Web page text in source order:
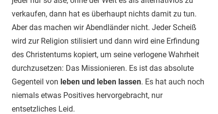
verkaufen, dann hat es überhaupt nichts damit zu tun.
Aber das machen wir Abendländer nicht. Jeder Scheiß
wird zur Religion stilisiert und dann wird eine Erfindung
des Christentums kopiert, um seine verlogene Wahrheit
durchzusetzen: Das Missionieren. Es ist das absolute
Gegenteil von leben und leben lassen. Es hat auch noch
niemals etwas Positives hervorgebracht, nur
entsetzliches Leid.